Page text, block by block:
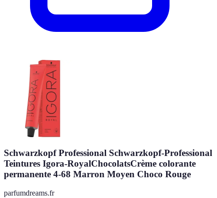
Schwarzkopf Professional Schwarzkopf-Professional
Teintures Igora-RoyalChocolatsCrème colorante
permanente 4-68 Marron Moyen Choco Rouge
parfumdreams.fr